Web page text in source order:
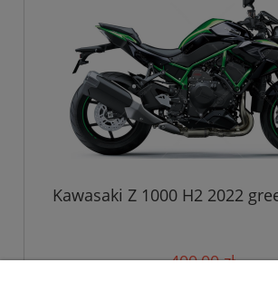
Kawasaki Z 1000 H2 2022
400,00 zł